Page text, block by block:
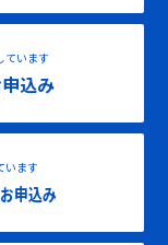
ています
込み
います
申込み